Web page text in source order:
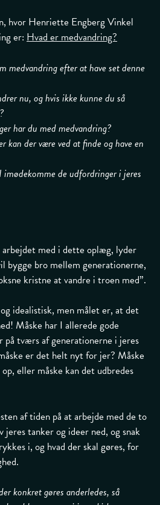
hvor Henriette Engberg Vinkel
er: Hvad er medvandring?
medvandring efter at have set denne
nu, og hvis ikke kunne du så
har du med medvandring?
kan der være ved at finde og have en
imødekomme de udfordringer i jeres
med i dette oplæg, lyder
bygge bro mellem generationerne,
kristne at vandre i troen med”.
idealistisk, men målet er, at det
Måske har I allerede gode
tværs af generationerne i jeres
er det helt nyt for jer? Måske
eller måske kan det udbredes
af tiden på at arbejde med de to
jeres tanker og ideer ned, og snak
i, og hvad der skal gøres, for
konkret gøres anderledes, så